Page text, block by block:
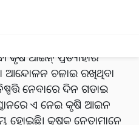
ସମୟରେ ପ୍ରଧାନମନ୍ତ୍ରୀ
ହାସଲ ପାଇଁ ମୋଦୀଙ୍କୁ
କୃଷି ଆଇନ୍ ପ୍ରତ୍ୟାହାର
ଆନ୍ଦୋଳନ ଚଳାଇ ରଖିଥିବା
ନେବାରେ ଦିନ ଗଡାଇ
ଏ ନେଇ କୃଷି ଆଇନ
ହୋଇଛି। କୃଷକ ନେତାମାନେ